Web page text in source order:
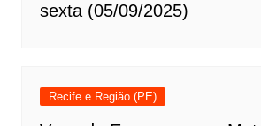
sexta (05/09/2025)
Recife e Região (PE)